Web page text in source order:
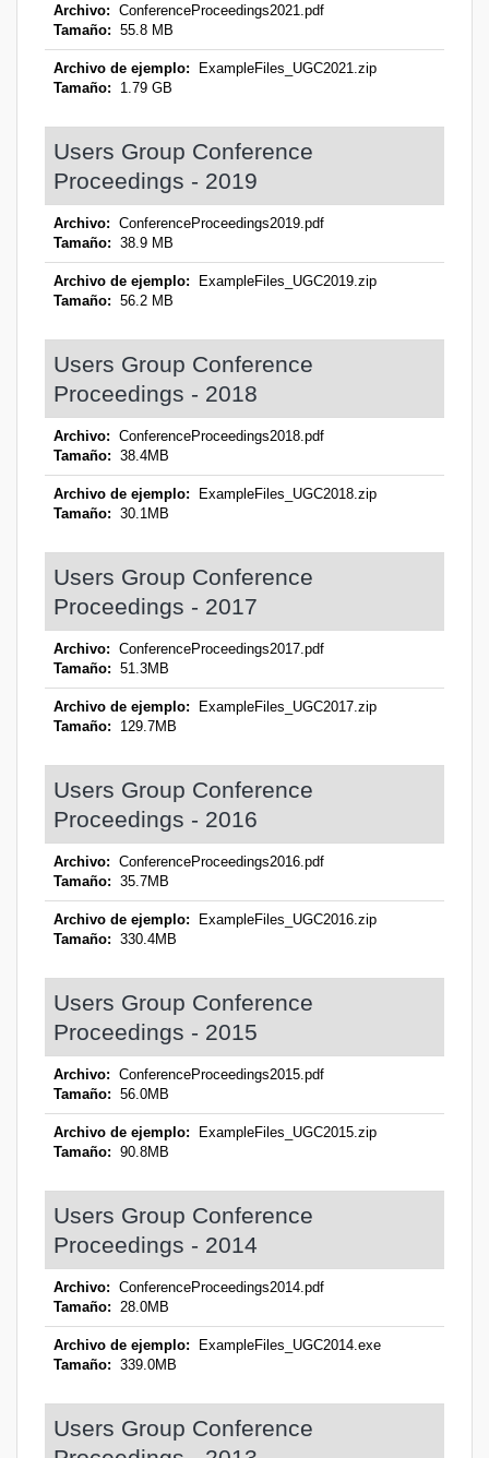
Archivo: ConferenceProceedings2021.pdf
Tamaño: 55.8 MB
Archivo de ejemplo:
ExampleFiles_UGC2021.zip
Tamaño:
1.79 GB
Users Group Conference
Proceedings - 2019
Archivo: ConferenceProceedings2019.pdf
Tamaño: 38.9 MB
Archivo de ejemplo:
ExampleFiles_UGC2019.zip
Tamaño: 56.2 MB
Users Group Conference
Proceedings - 2018
Archivo: ConferenceProceedings2018.pdf
Tamaño: 38.4MB
Archivo de ejemplo:
ExampleFiles_UGC2018.zip
Tamaño: 30.1MB
Users Group Conference
Proceedings - 2017
Archivo: ConferenceProceedings2017.pdf
Tamaño: 51.3MB
Archivo de ejemplo:
ExampleFiles_UGC2017.zip
Tamaño:
129.7MB
Users Group Conference
Proceedings - 2016
Archivo: ConferenceProceedings2016.pdf
Tamaño: 35.7MB
Archivo de ejemplo:
ExampleFiles_UGC2016.zip
Tamaño: 330.4MB
Users Group Conference
Proceedings - 2015
Archivo: ConferenceProceedings2015.pdf
Tamaño: 56.0MB
Archivo de ejemplo:
ExampleFiles_UGC2015.zip
Tamaño: 90.8MB
Users Group Conference
Proceedings - 2014
Archivo: ConferenceProceedings2014.pdf
Tamaño:
28.0MB
Archivo de ejemplo:
ExampleFiles_UGC2014.exe
Tamaño: 339.0MB
Users Group Conference